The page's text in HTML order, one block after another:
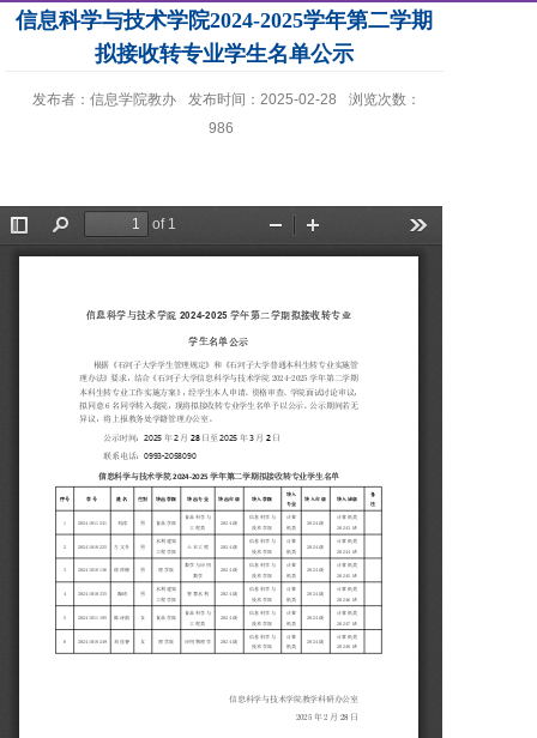
信息科学与技术学院2024-2025学年第二学期
拟接收转专业学生名单公示
发布者：信息学院教办 发布时间：2025-02-28
浏览次数：
986